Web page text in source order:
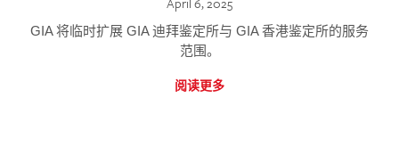
GIA 将临时扩展 GIA 迪拜鉴定所与 GIA 香港鉴定所的服务
范围。
阅读更多